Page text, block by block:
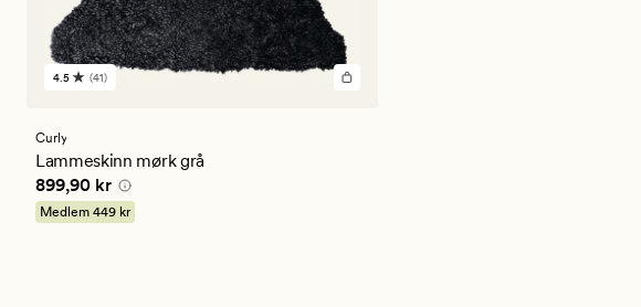
41
en
gjennomsnittlig
vurdering
på
4.5
4.5 (41)
Curly
Lammeskinn mørk grå
Pris 899,90 kr
899,90 kr
Medlem 449 kr